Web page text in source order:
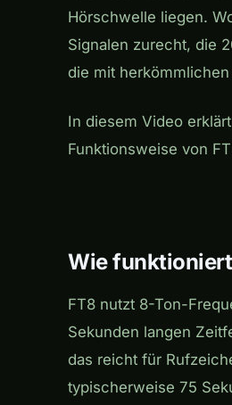
Hörschwelle liegen.
Signalen zurecht, die
die mit
In diesem Video
Funktionsweise von
Wie
FT8 nutzt 8-Ton-
Sekunden langen
das reicht für
typischerweise 75